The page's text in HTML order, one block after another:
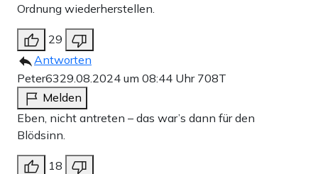
Ordnung wiederherstellen.
29
Antworten
Peter6329.08.2024 um 08:44 Uhr 708T
Melden
Eben, nicht antreten – das war’s dann für den
Blödsinn.
18